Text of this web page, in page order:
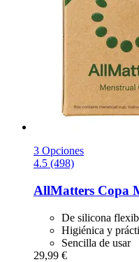
3 Opciones
4.5 (498)
AllMatters Copa
De silicona
Higiénica y
Sencilla de usar
29,99 €